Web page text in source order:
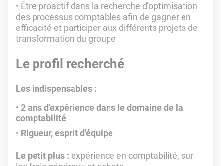
Être proactif dans la recherche d’optimisation
des processus comptables afin de gagner en
efficacité et participer aux différents projets de
transformation du groupe
Le profil recherché
Les indispensables :
2 ans d'expérience dans le domaine de la
comptabilité
Rigueur, esprit d'équipe
Le petit plus : expérience en comptabilité, sur